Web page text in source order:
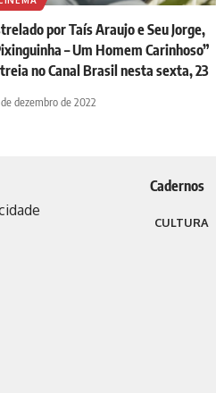
por Taís Araujo e Seu Jorge,
– Um Homem Carinhoso”
no Canal Brasil nesta sexta, 23
dezembro de 2022
Cadernos
CULTURA